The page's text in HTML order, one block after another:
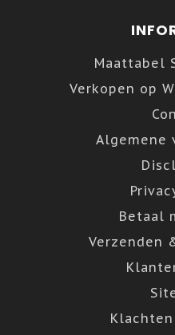
Maattabel
Verkopen op
Algemene
Betaal
Verzenden